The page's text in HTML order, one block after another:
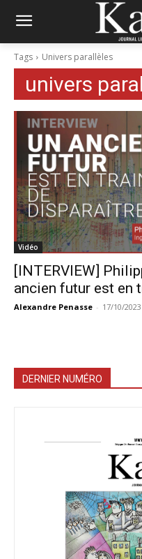
Tags Univers parallèles
univers
Vidéo
[INTERVIEW]
ancien futur est en
Alexandre Penasse - 17/10/2023
DERNIER NUMÉRO